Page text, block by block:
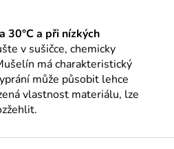
30°C a při nízkých
v sušičce, chemicky
má charakteristický
může působit lehce
vlastnost materiálu, lze